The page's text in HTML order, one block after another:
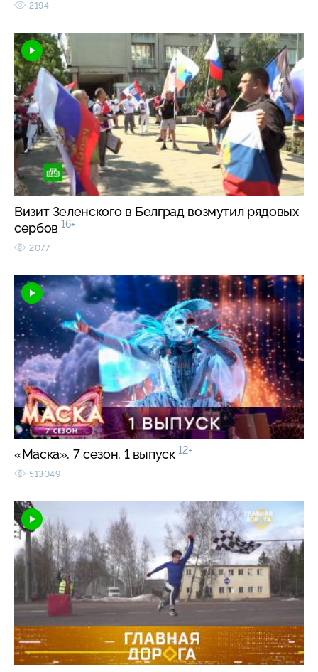
2194
Визит Зеленского в Белград возмутил рядовых
сербов 16+
2077
«Маска». 7 сезон. 1 выпуск 12+
513049